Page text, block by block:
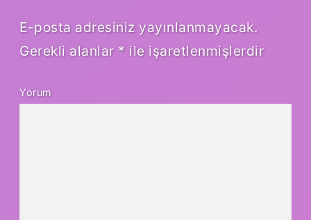
E-posta adresiniz yayınlanmayacak.
Gerekli alanlar * ile işaretlenmişlerdir
Yorum